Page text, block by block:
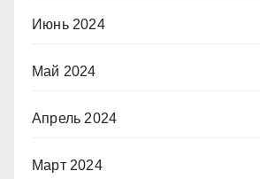
Июнь 2024
Май 2024
Апрель 2024
Март 2024